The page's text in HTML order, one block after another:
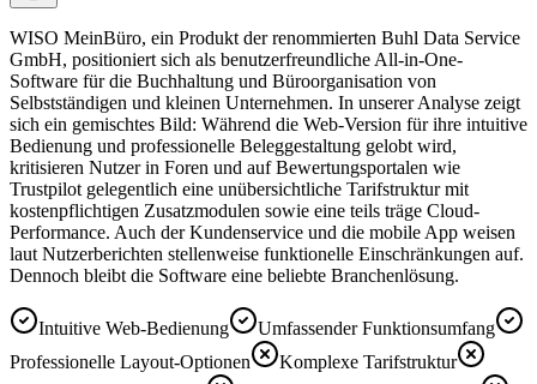
WISO MeinBüro, ein Produkt der renommierten Buhl Data Service
GmbH, positioniert sich als benutzerfreundliche All-in-One-
Software für die Buchhaltung und Büroorganisation von
Selbstständigen und kleinen Unternehmen. In unserer Analyse zeigt
sich ein gemischtes Bild: Während die Web-Version für ihre intuitive
Bedienung und professionelle Beleggestaltung gelobt wird,
kritisieren Nutzer in Foren und auf Bewertungsportalen wie
Trustpilot gelegentlich eine unübersichtliche Tarifstruktur mit
kostenpflichtigen Zusatzmodulen sowie eine teils träge Cloud-
Performance. Auch der Kundenservice und die mobile App weisen
laut Nutzerberichten stellenweise funktionelle Einschränkungen auf.
Dennoch bleibt die Software eine beliebte Branchenlösung.
Intuitive Web-Bedienung
Umfassender Funktionsumfang
Professionelle Layout-Optionen
Komplexe Tarifstruktur